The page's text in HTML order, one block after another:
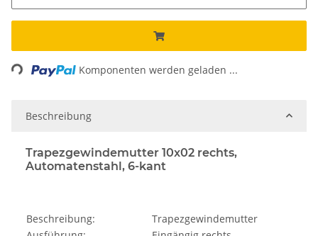
Komponenten werden geladen ...
Beschreibung
Trapezgewindemutter 10x02 rechts,
Automatenstahl, 6-kant
Beschreibung:
Trapezgewindemutter